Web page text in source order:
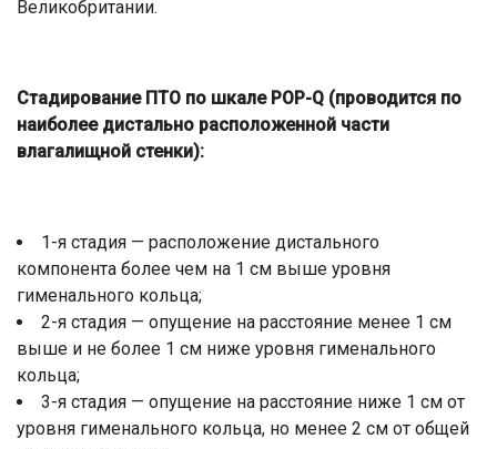
Великобритании.
Стадирование ПТО по шкале POP-Q (проводится по
наиболее дистально расположенной части
влагалищной стенки):
1-я стадия — расположение дистального
компонента более чем на 1 см выше уровня
гименального кольца;
2-я стадия — опущение на расстояние менее 1 см
выше и не более 1 см ниже уровня гименального
кольца;
3-я стадия — опущение на расстояние ниже 1 см от
уровня гименального кольца, но менее 2 см от общей